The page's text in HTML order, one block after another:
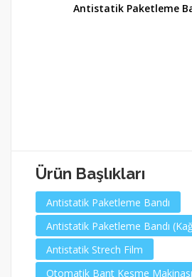
Antistatik Paketleme
Ürün Başlıkları
Antistatik Paketleme Bandı
Antistatik Paketleme Bandı
Antistatik Strech Film
Otomatik Bant Kesme Makinası